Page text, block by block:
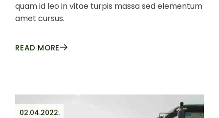
quam id leo in vitae turpis massa sed elementum
amet cursus.
READ MORE
02.04.2022.